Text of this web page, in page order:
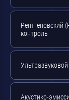
Рентгеновский
контроль
Акустико-